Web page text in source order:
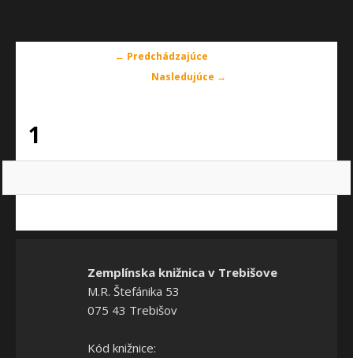
Navigácia
← Predchádzajúce
Nasledujúce →
1
Zemplínska knižnica v Trebišove
M.R. Štefánika 53
075 43 Trebišov
Kód knižnice: